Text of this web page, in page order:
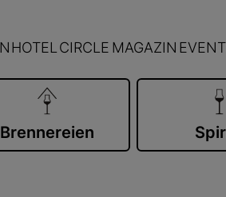
HOTELCIRCLE MAGAZIN
Brennereien